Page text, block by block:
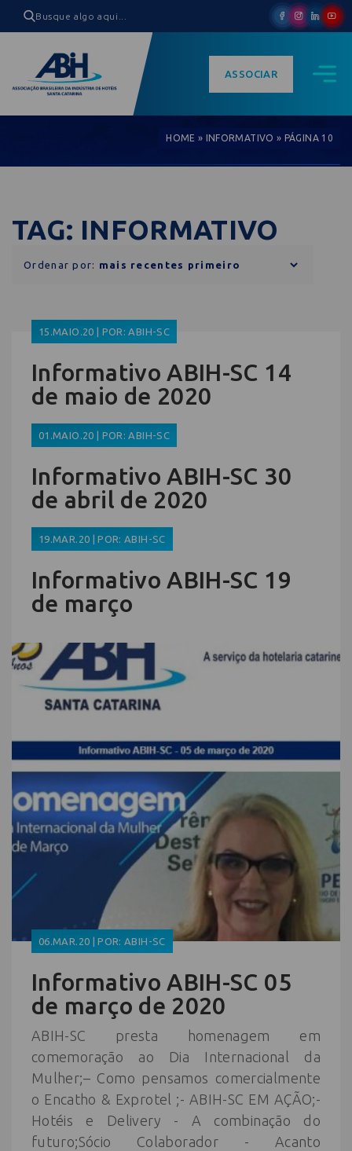
ASSOCIAR
HOME » INFORMATIVO » PÁGINA 10
TAG: INFORMATIVO
Ordenar por:
15.MAIO.20 | POR: ABIH-SC
Informativo ABIH-SC 14
de maio de 2020
01.MAIO.20 | POR: ABIH-SC
Informativo ABIH-SC 30
de abril de 2020
19.MAR.20 | POR: ABIH-SC
Informativo ABIH-SC 19
de março
06.MAR.20 | POR: ABIH-SC
Informativo ABIH-SC 05
de março de 2020
ABIH-SC presta homenagem em
comemoração ao Dia Internacional da
Mulher;– Como pensamos comercialmente
o Encatho & Exprotel ;- ABIH-SC EM AÇÃO;-
Hotéis e Delivery - A combinação do
futuro;Sócio Colaborador - Acanto